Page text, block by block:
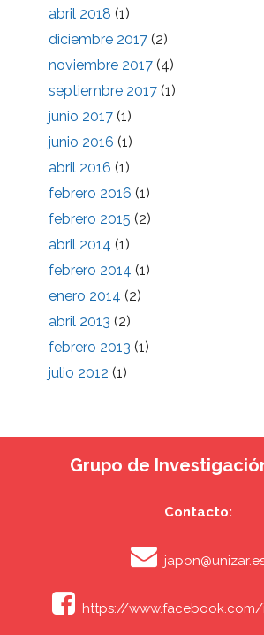
abril 2018 (1)
diciembre 2017 (2)
noviembre 2017 (4)
septiembre 2017 (1)
junio 2017 (1)
junio 2016 (1)
abril 2016 (1)
febrero 2016 (1)
febrero 2015 (2)
abril 2014 (1)
febrero 2014 (1)
enero 2014 (2)
abril 2013 (2)
febrero 2013 (1)
julio 2012 (1)
Grupo de
Contacto:
https://